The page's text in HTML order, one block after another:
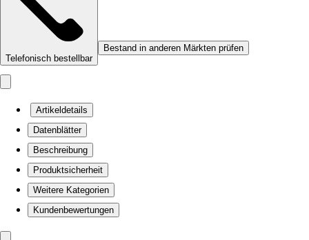
Telefonisch bestellbar
Bestand in anderen Märkten prüfen
Artikeldetails
Datenblätter
Beschreibung
Produktsicherheit
Weitere Kategorien
Kundenbewertungen